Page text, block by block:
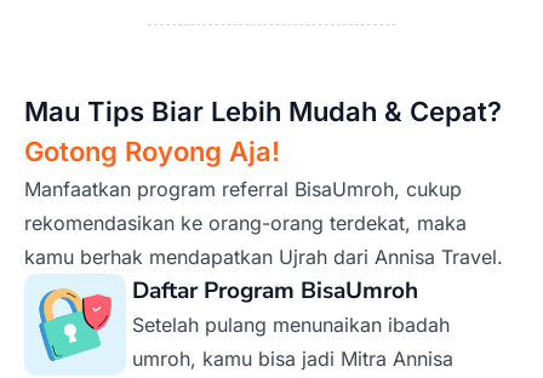
Mau Tips Biar Lebih Mudah & Cepat?
Gotong Royong Aja!
Manfaatkan program referral BisaUmroh, cukup
rekomendasikan ke orang-orang terdekat, maka
kamu berhak mendapatkan Ujrah dari Annisa Travel.
Daftar Program BisaUmroh
Setelah pulang menunaikan ibadah
umroh, kamu bisa jadi Mitra Annisa